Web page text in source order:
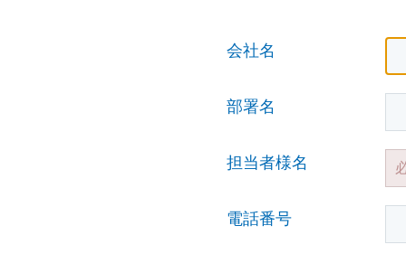
会社名
部署名
担当者様名
電話番号